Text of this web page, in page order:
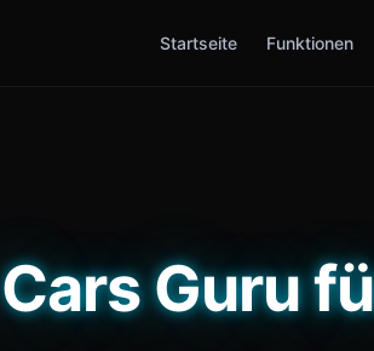
Startseite Funktionen
Cars Guru